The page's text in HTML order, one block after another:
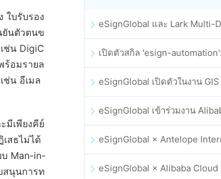
ใบรับรอง
ยันตัวตนข
ช่น DigiC
ร้อมรายล
ช่น อีเมล
มีเพียงคีย์
สธไม่ได้
บ Man-in-
สนุนการท